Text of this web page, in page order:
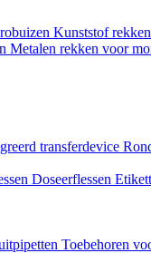
Kunststof
Metalen rekken voor
transferdevice
Doseerflessen
Toebehoren